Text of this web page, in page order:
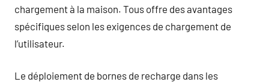
chargement à la maison. Tous offre des avantages
spécifiques selon les exigences de chargement de
l’utilisateur.
Le déploiement de bornes de recharge dans les